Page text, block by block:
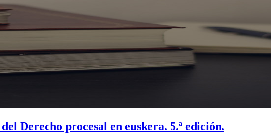
Derecho procesal en euskera. 5.ª edición.